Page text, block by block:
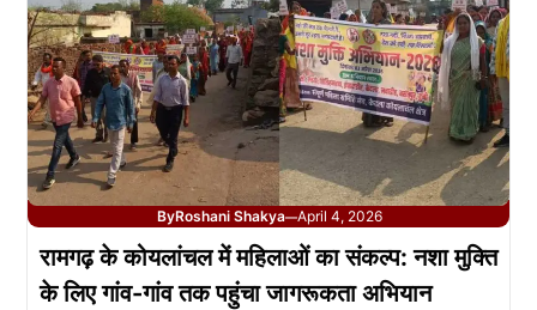
ByRoshani Shakya—April 4, 2026
रामगढ़ के कोयलांचल में महिलाओं का संकल्प: नशा मुक्ति
के लिए गांव-गांव तक पहुंचा जागरूकता अभियान